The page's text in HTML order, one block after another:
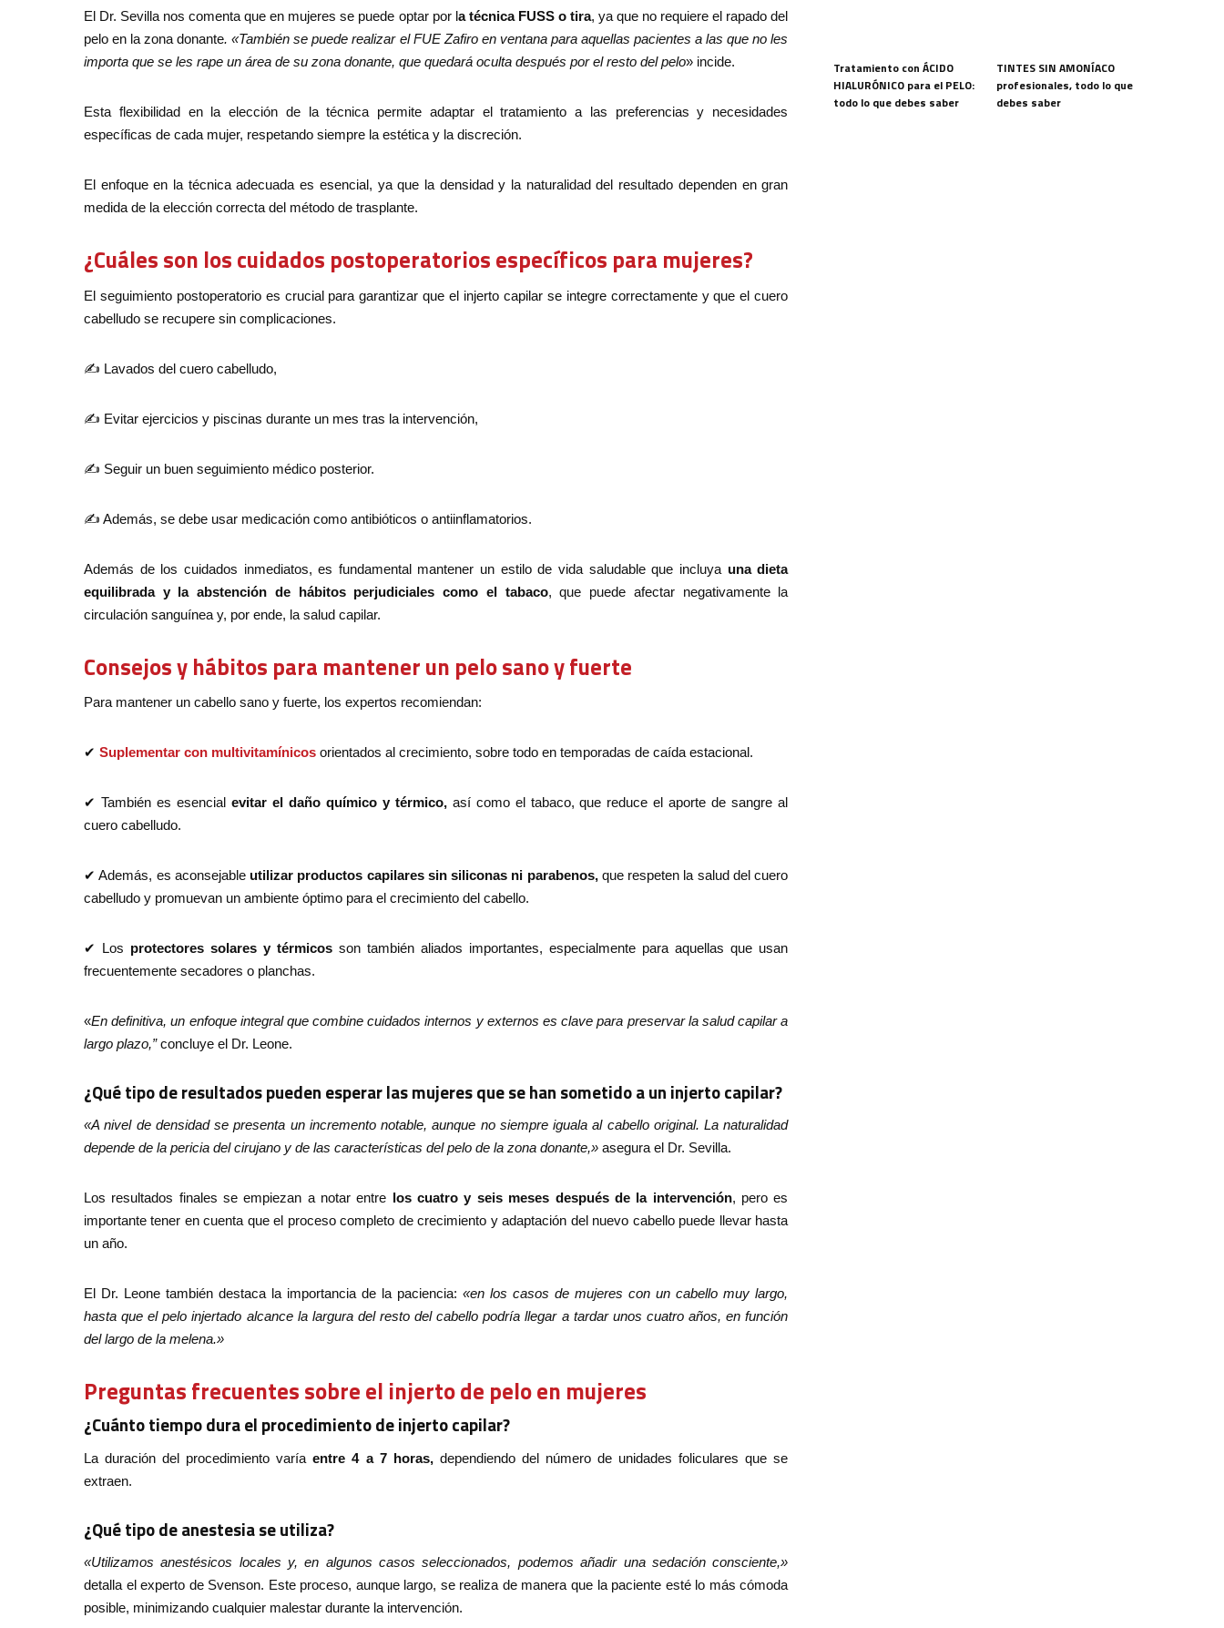
El Dr. Sevilla nos comenta que en mujeres se puede optar por la técnica FUSS o tira, ya que no requiere el rapado del
pelo en la zona donante. «También se puede realizar el FUE Zafiro en ventana para aquellas pacientes a las que no les
importa que se les rape un área de su zona donante, que quedará oculta después por el resto del pelo» incide.
Esta flexibilidad en la elección de la técnica permite adaptar el tratamiento a las preferencias y necesidades
específicas de cada mujer, respetando siempre la estética y la discreción.
El enfoque en la técnica adecuada es esencial, ya que la densidad y la naturalidad del resultado dependen en gran
medida de la elección correcta del método de trasplante.
¿Cuáles son los cuidados postoperatorios específicos para mujeres?
El seguimiento postoperatorio es crucial para garantizar que el injerto capilar se integre correctamente y que el cuero
cabelludo se recupere sin complicaciones.
✍ Lavados del cuero cabelludo,
✍ Evitar ejercicios y piscinas durante un mes tras la intervención,
✍ Seguir un buen seguimiento médico posterior.
✍ Además, se debe usar medicación como antibióticos o antiinflamatorios.
Además de los cuidados inmediatos, es fundamental mantener un estilo de vida saludable que incluya una dieta
equilibrada y la abstención de hábitos perjudiciales como el tabaco, que puede afectar negativamente la
circulación sanguínea y, por ende, la salud capilar.
Consejos y hábitos para mantener un pelo sano y fuerte
Para mantener un cabello sano y fuerte, los expertos recomiendan:
✔ Suplementar con multivitamínicos orientados al crecimiento, sobre todo en temporadas de caída estacional.
✔ También es esencial evitar el daño químico y térmico,así como el tabaco, que reduce el aporte de sangre al
cuero cabelludo.
✔ Además, es aconsejable utilizar productos capilares sin siliconas ni parabenos,que respeten la salud del cuero
cabelludo y promuevan un ambiente óptimo para el crecimiento del cabello.
✔ Los protectores solares y térmicosson también aliados importantes, especialmente para aquellas que usan
frecuentemente secadores o planchas.
«En definitiva, un enfoque integral que combine cuidados internos y externos es clave para preservar la salud capilar a
largo plazo,”concluye el Dr. Leone.
¿Qué tipo de resultados pueden esperar las mujeres que se han sometido a un injerto capilar?
«A nivel de densidad se presenta un incremento notable, aunque no siempre iguala al cabello original. La naturalidad
depende de la pericia del cirujano y de las características del pelo de la zona donante,» asegura el Dr. Sevilla.
Los resultados finales se empiezan a notar entre los cuatro y seis meses después de la intervención, pero es
importante tener en cuenta que el proceso completo de crecimiento y adaptación del nuevo cabello puede llevar hasta
un año.
El Dr. Leone también destaca la importancia de la paciencia:«en los casos de mujeres con un cabello muy largo,
hasta que el pelo injertado alcance la largura del resto del cabello podría llegar a tardar unos cuatro años, en función
del largo de la melena.»
Preguntas frecuentes sobre el injerto de pelo en mujeres
¿Cuánto tiempo dura el procedimiento de injerto capilar?
La duración del procedimiento varía entre 4 a 7 horas,dependiendo del número de unidades foliculares que se
extraen.
¿Qué tipo de anestesia se utiliza?
«Utilizamos anestésicos locales y, en algunos casos seleccionados, podemos añadir una sedación consciente,»
detalla el experto de Svenson. Este proceso, aunque largo, se realiza de manera que la paciente esté lo más cómoda
posible, minimizando cualquier malestar durante la intervención.
Tratamiento con ÁCIDO
HIALURÓNICO para el PELO:
todo lo que debes saber
TINTES SIN AMONÍACO
profesionales, todo lo que
debes saber